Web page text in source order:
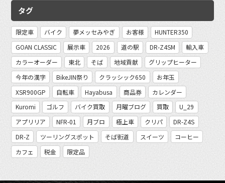
タグ
限定車 バイク 夢メッセみやぎ お客様
HUNTER350
GOAN CLASSIC
展示車 2026 道の駅 DR-Z4SM
輸入車
カラーオーダー
東北 そば 地域貢献
グリップヒーター
今年の漢字
BikeJIN祭り クラッシック650
お年玉
XSR900GP
自転車 Hayabusa 商品券
カレンダー
Kuromi
ゴルフ バイク買取 月曜ブログ 買取
U_29
アプリリア
NFR-01 月ブロ 極上車 クリパ
DR-Z4S
DR-Z
ツーリングスポット そば街道 スイーツ
コーヒー
カフェ
税金 限定品